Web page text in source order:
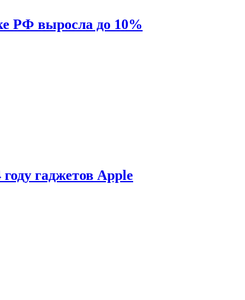
РФ выросла до 10%
гаджетов Apple